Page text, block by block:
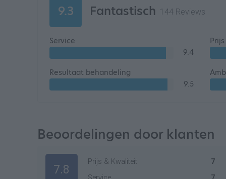
9.3 Fantastisch 144 Reviews
Service
9.4
Resultaat behandeling
9.5
Beoordelingen door klanten
7.8
Prijs & Kwaliteit 7